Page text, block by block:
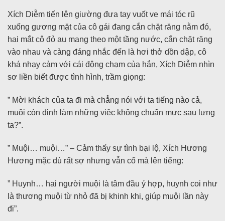
Xích Diễm tiến lên giường đưa tay vuốt ve mái tóc rũ
xuống gương mặt của cô gái đang cắn chặt răng nằm đó,
hai mắt cô đỏ au mang theo một tầng nước, cắn chặt răng
vào nhau và càng đáng nhắc đến là hơi thở dồn dập, cô
khá nhạy cảm với cái động chạm của hắn, Xích Diễm nhìn
sơ liền biết được tình hình, trầm giọng:
” Mời khách của ta đi mà chẳng nói với ta tiếng nào cả,
muội còn định làm những việc không chuẩn mực sau lưng
ta?”.
” Muội… muội…” – Cảm thấy sự tình bại lộ, Xích Hương
Hương mặc dù rất sợ nhưng vẫn cố mà lên tiếng:
” Huynh… hai người muội là tâm đầu ý hợp, huynh coi như
là thương muội từ nhỏ đã bị khinh khi, giúp muội lần này
đi”.